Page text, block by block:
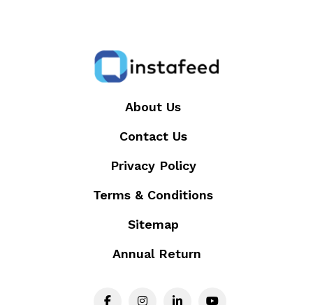
About Us
Contact Us
Privacy Policy
Terms & Conditions
Sitemap
Annual Return